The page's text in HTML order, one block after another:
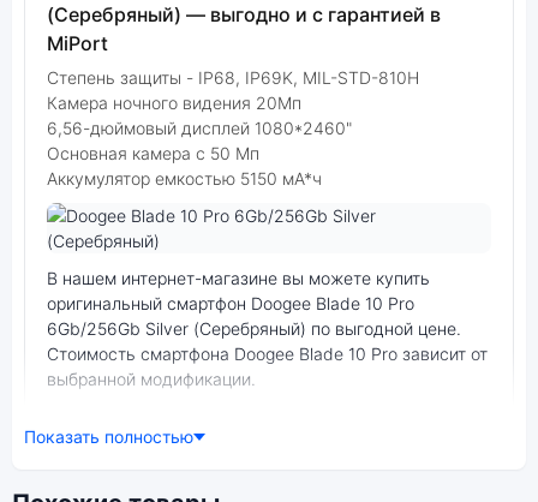
(Серебряный) — выгодно и с гарантией в
MiPort
Степень защиты - IP68, IP69K, MIL-STD-810H
Камера ночного видения 20Мп
6,56-дюймовый дисплей 1080*2460"
Основная камера с 50 Мп
Аккумулятор емкостью 5150 мА*ч
В нашем интернет-магазине вы можете купить
оригинальный смартфон Doogee Blade 10 Pro
6Gb/256Gb Silver (Серебряный) по выгодной цене.
Стоимость смартфона Doogee Blade 10 Pro зависит от
выбранной модификации.
(Серебряный) — удачное сочетание цены,
Показать полностью